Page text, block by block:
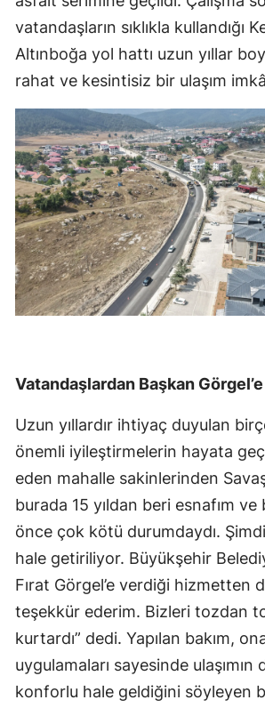
vatandaşların sıklıkla kullandığı
Altınboğa yol hattı uzun yıllar
rahat ve kesintisiz bir ulaşım
Vatandaşlardan Başkan
Uzun yıllardır ihtiyaç duyulan
önemli iyileştirmelerin hayata
eden mahalle sakinlerinden
burada 15 yıldan beri esnafım ve
önce çok kötü durumdaydı.
hale getiriliyor. Büyükşehir
Fırat Görgel’e verdiği hizmetten
teşekkür ederim. Bizleri tozdan
kurtardı” dedi. Yapılan bakım,
uygulamaları sayesinde
konforlu hale geldiğini söyleyen